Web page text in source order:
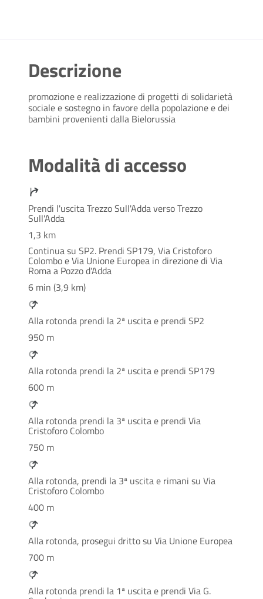
Descrizione
promozione e realizzazione di progetti di solidarietà
sociale e sostegno in favore della popolazione e dei
bambini provenienti dalla Bielorussia
Modalità di accesso
Prendi l'uscita Trezzo Sull'Adda verso Trezzo
Sull'Adda
1,3 km
Continua su SP2. Prendi SP179, Via Cristoforo
Colombo e Via Unione Europea in direzione di Via
Roma a Pozzo d'Adda
6 min (3,9 km)
Alla rotonda prendi la 2ª uscita e prendi SP2
950 m
Alla rotonda prendi la 2ª uscita e prendi SP179
600 m
Alla rotonda prendi la 3ª uscita e prendi Via
Cristoforo Colombo
750 m
Alla rotonda, prendi la 3ª uscita e rimani su Via
Cristoforo Colombo
400 m
Alla rotonda, prosegui dritto su Via Unione Europea
700 m
Alla rotonda prendi la 1ª uscita e prendi Via G.